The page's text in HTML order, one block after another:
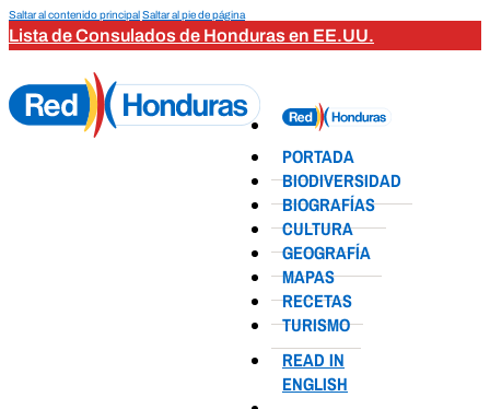
Saltar al contenido principalSaltar al pie de página
Lista de Consulados de Honduras en EE.UU.
PORTADA
BIODIVERSIDAD
BIOGRAFÍAS
CULTURA
GEOGRAFÍA
MAPAS
RECETAS
TURISMO
READ IN
ENGLISH